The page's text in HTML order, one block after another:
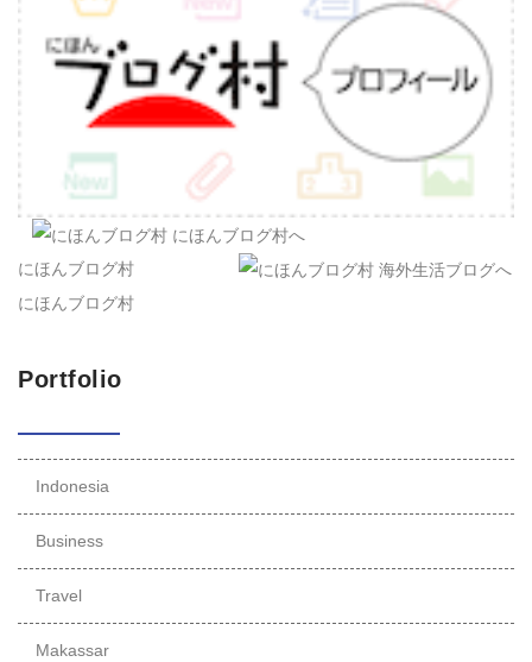
にほんブログ村
にほんブログ村
Portfolio
Indonesia
Business
Travel
Makassar